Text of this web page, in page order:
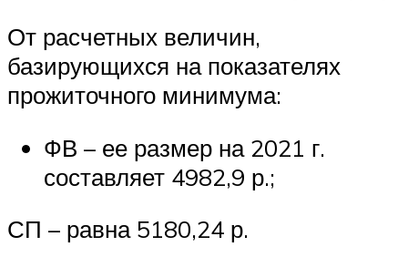
От расчетных величин,
базирующихся на показателях
прожиточного минимума:
ФВ – ее размер на 2021 г.
составляет 4982,9 р.;
СП – равна 5180,24 р.